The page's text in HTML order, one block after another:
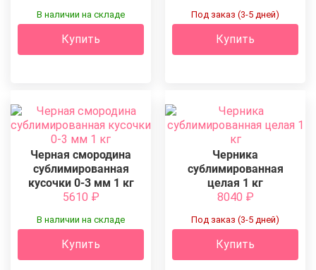
В наличии на складе
Купить
Под заказ (3-5 дней)
Купить
Черная смородина
сублимированная
кусочки 0-3 мм 1 кг
5610 ₽
В наличии на складе
Купить
Черника
сублимированная
целая 1 кг
8040 ₽
Под заказ (3-5 дней)
Купить